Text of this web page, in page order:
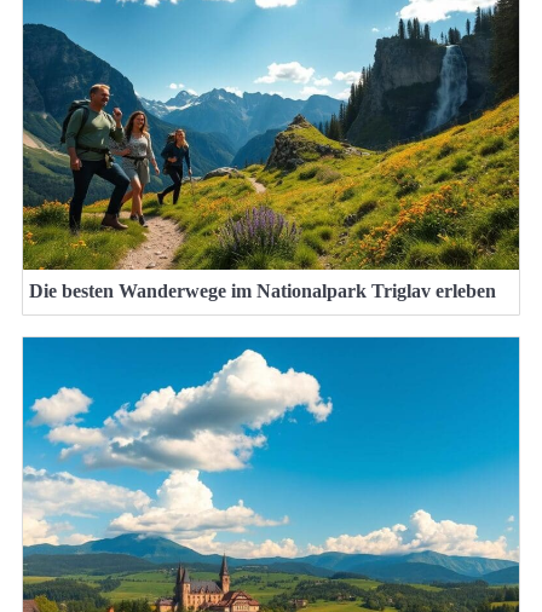
Die besten Wanderwege im Nationalpark Triglav erleben